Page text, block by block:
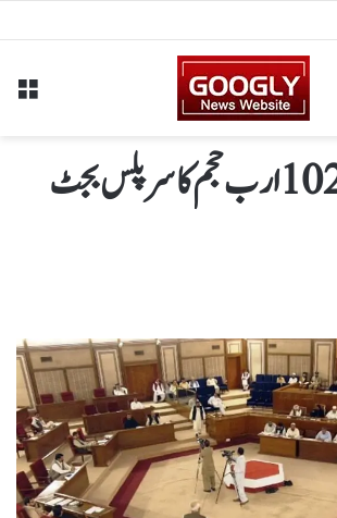
بلوچستان کا 1028ارب حجم کا سرپلس بجٹ